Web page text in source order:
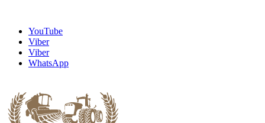
YouTube
Viber
Viber
WhatsApp